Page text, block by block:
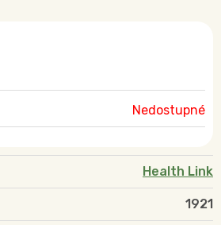
Nedostupné
Health Link
1921